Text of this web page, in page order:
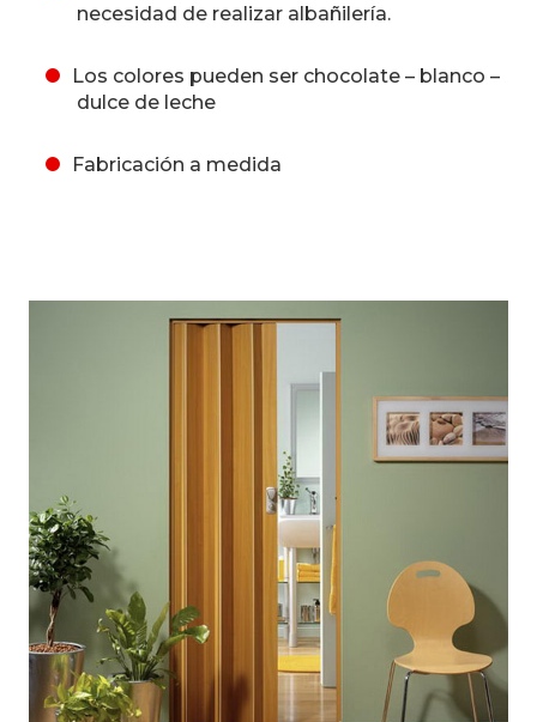
necesidad de realizar albañilería.
Los colores pueden ser chocolate – blanco –
dulce de leche
Fabricación a medida